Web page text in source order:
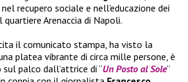
recupero sociale e nell’educazione dei
quartiere Arenaccia di Napoli.
il comunicato stampa, ha visto la
platea vibrante di circa mille persone, è
palco dall’attrice di “Un Posto al Sole”